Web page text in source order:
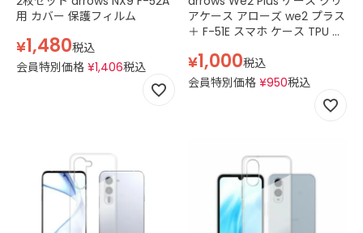
用 カバー 保護フィルム
¥1,480税込
会員特別価格 ¥1,406税込
アケース アローズ we2 プラス
＋ F-51E スマホ ケース TPU ス
¥1,000税込
会員特別価格 ¥950税込